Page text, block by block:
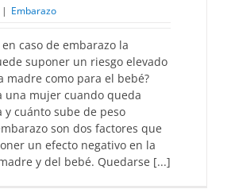
| Embarazo
en caso de embarazo la
suponer un riesgo elevado
madre como para el bebé?
una mujer cuando queda
y cuánto sube de peso
son dos factores que
un efecto negativo en la
y del bebé. Quedarse [...]